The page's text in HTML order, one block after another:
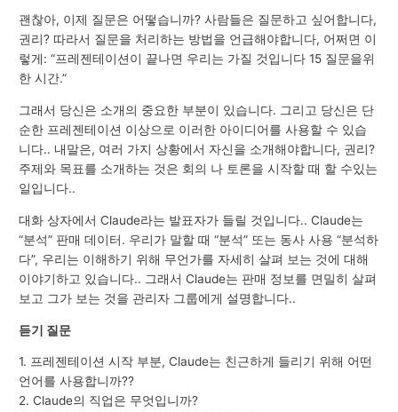
괜찮아, 이제 질문은 어떻습니까? 사람들은 질문하고 싶어합니다,
권리? 따라서 질문을 처리하는 방법을 언급해야합니다, 어쩌면 이
렇게: “프레젠테이션이 끝나면 우리는 가질 것입니다 15 질문을위
한 시간.”
그래서 당신은 소개의 중요한 부분이 있습니다. 그리고 당신은 단
순한 프레젠테이션 이상으로 이러한 아이디어를 사용할 수 있습
니다.. 내말은, 여러 가지 상황에서 자신을 소개해야합니다, 권리?
주제와 목표를 소개하는 것은 회의 나 토론을 시작할 때 할 수있는
일입니다..
대화 상자에서 Claude라는 발표자가 들릴 것입니다.. Claude는
“분석” 판매 데이터. 우리가 말할 때 “분석” 또는 동사 사용 “분석하
다”, 우리는 이해하기 위해 무언가를 자세히 살펴 보는 것에 대해
이야기하고 있습니다.. 그래서 Claude는 판매 정보를 면밀히 살펴
보고 그가 보는 것을 관리자 그룹에게 설명합니다..
듣기 질문
1. 프레젠테이션 시작 부분, Claude는 친근하게 들리기 위해 어떤
언어를 사용합니까??
2. Claude의 직업은 무엇입니까?